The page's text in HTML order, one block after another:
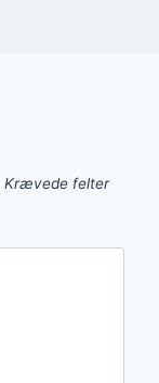
Krævede felter